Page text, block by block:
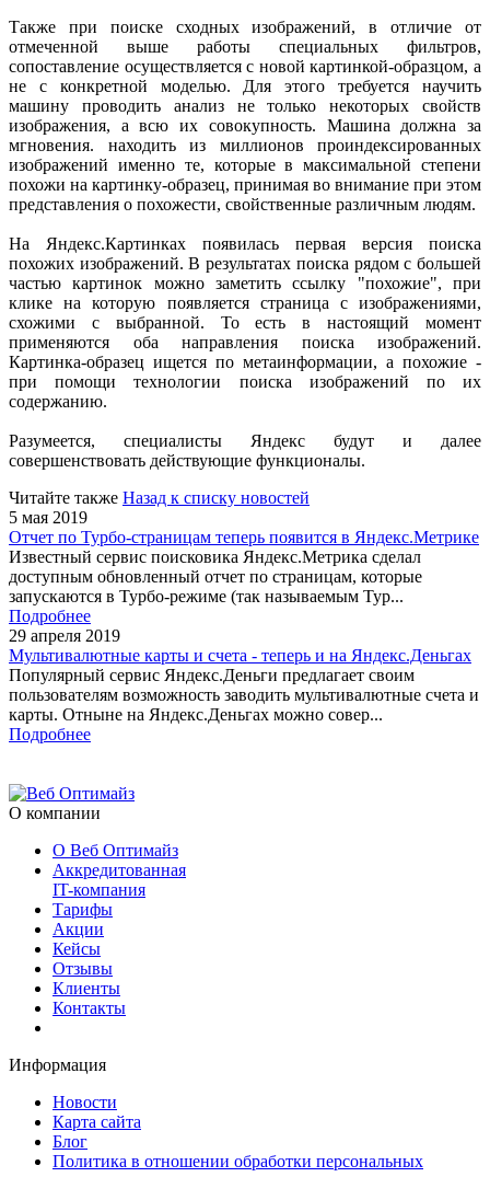
Также при поиске сходных изображений, в отличие от
отмеченной выше работы специальных фильтров,
сопоставление осуществляется с новой картинкой-образцом, а
не с конкретной моделью. Для этого требуется научить
машину проводить анализ не только некоторых свойств
изображения, а всю их совокупность. Машина должна за
мгновения. находить из миллионов проиндексированных
изображений именно те, которые в максимальной степени
похожи на картинку-образец, принимая во внимание при этом
представления о похожести, свойственные различным людям.
На Яндекс.Картинках появилась первая версия поиска
похожих изображений. В результатах поиска рядом с большей
частью картинок можно заметить ссылку "похожие", при
клике на которую появляется страница с изображениями,
схожими с выбранной. То есть в настоящий момент
применяются оба направления поиска изображений.
Картинка-образец ищется по метаинформации, а похожие -
при помощи технологии поиска изображений по их
содержанию.
Разумеется, специалисты Яндекс будут и далее
совершенствовать действующие функционалы.
Читайте также Назад к списку новостей
5 мая 2019
Отчет по Турбо-страницам теперь появится в Яндекс.Метрике
Известный сервис поисковика Яндекс.Метрика сделал
доступным обновленный отчет по страницам, которые
запускаются в Турбо-режиме (так называемым Тур...
Подробнее
29 апреля 2019
Мультивалютные карты и счета - теперь и на Яндекс.Деньгах
Популярный сервис Яндекс.Деньги предлагает своим
пользователям возможность заводить мультивалютные счета и
карты. Отныне на Яндекс.Деньгах можно совер...
Подробнее
О компании
О Веб Оптимайз
Аккредитованная
IT-компания
Тарифы
Акции
Кейсы
Отзывы
Клиенты
Контакты
Информация
Новости
Карта сайта
Блог
Политика в отношении обработки персональных